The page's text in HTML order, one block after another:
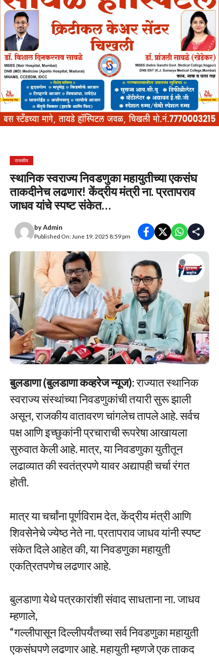
राजकीय
स्थानिक स्वराज्य निवडणुका महायुतीच्या एकसंघ
ताकदीनेच लढणार! केंद्रीय मंत्री ना. प्रतापराव
जाधव यांचे स्पष्ट संकेत…
byAdmin
Published On: June 19, 2025 8:59 pm
बुलडाणा (बुलडाणा कव्हरेज न्यूज):राज्यात स्थानिक
स्वराज्य संस्थांच्या निवडणुकांची तयारी सुरू झाली
असून, राजकीय वातावरण चांगलेच तापले आहे. सर्वच
पक्ष आणि इच्छुकांनी प्रचाराची रूपरेषा आखायला
सुरुवात केली आहे. मात्र, या निवडणुका युतीतून
लढाव्यात की स्वतंत्रपणे यावर अद्यापही चर्चा रंगत
होती.
मात्र या चर्चांना पूर्णविराम देत, केंद्रीय मंत्री आणि
शिवसेनेचे ज्येष्ठ नेते ना. प्रतापराव जाधव यांनी स्पष्ट
संकेत दिले आहेत की, या निवडणुका महायुती
एकत्रितपणेच लढणार आहे.
बुलडाणा येथे पत्रकारांशी संवाद साधताना ना. जाधव
म्हणाले,
“गल्लीपासून दिल्लीपर्यंतच्या सर्व निवडणुका महायुती
एकसंघपणे लढणार आहे. महायुती म्हणजे एक ताकद